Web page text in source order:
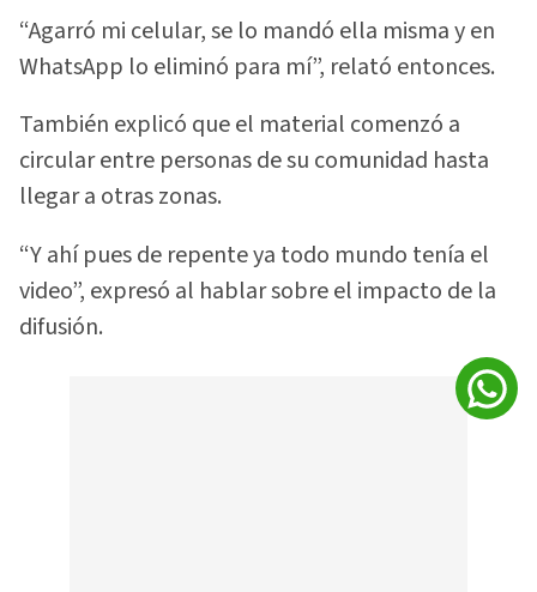
“Agarró mi celular, se lo mandó ella misma y en
WhatsApp lo eliminó para mí”, relató entonces.
También explicó que el material comenzó a
circular entre personas de su comunidad hasta
llegar a otras zonas.
“Y ahí pues de repente ya todo mundo tenía el
video”, expresó al hablar sobre el impacto de la
difusión.